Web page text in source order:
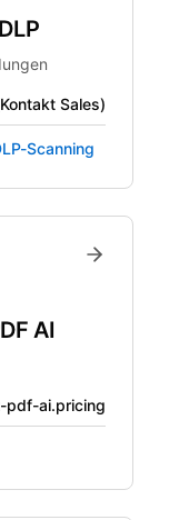
Sales)
Scanning
AI
pdf-ai.pricing